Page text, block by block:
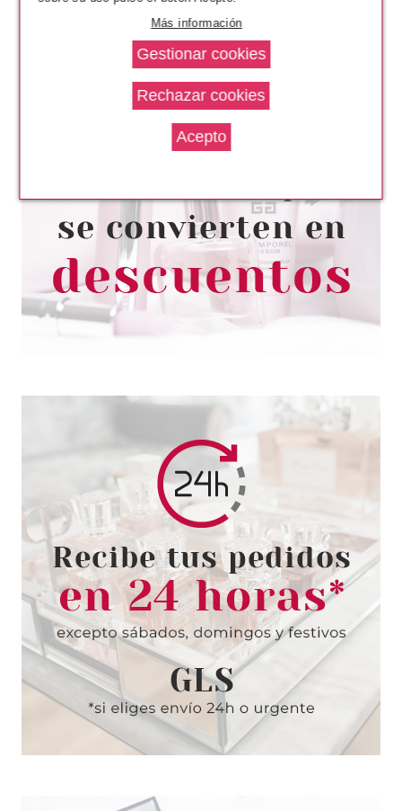
PACO RABANNE
PACO RABANNE FAME
ML
Pvr 39.00€
desde
PACO RABANNE LADY MILLION
EDP 50 ML
Pvr 102.00€
-37%
desde
63.95€
PACO RABANNE FAME INTENSE
Más información